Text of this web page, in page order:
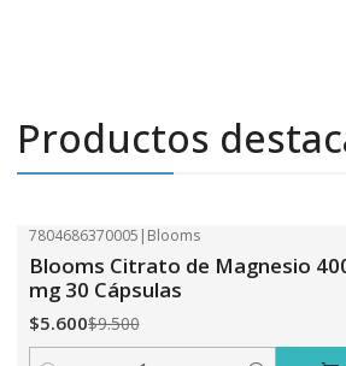
Productos
7804686370005 | Blooms
Blooms Citrato de Magnesio
mg 30 Cápsulas
$5.600$9.500